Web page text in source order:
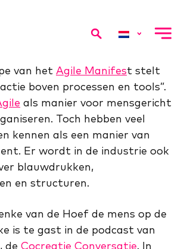
menu
van het Agile Manifest stelt
boven processen en tools”.
als manier voor mensgericht
Toch hebben veel
kennen als een manier van
Er wordt in de industrie ook
blauwdrukken,
en structuren.
van de Hoef de mens op de
is te gast in de podcast van
de Cocreatie Conversatie. In